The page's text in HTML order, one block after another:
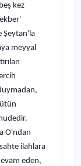
kez
Şeytan'la
meyyal
O'ndan
ilahlara
eden,